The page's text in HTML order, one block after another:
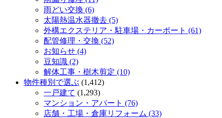
雨どい交換 (6)
太陽熱温水器撤去 (5)
外構エクステリア・駐車場・カーポート (61)
配管修理・交換 (52)
お知らせ (4)
豆知識 (2)
解体工事・樹木剪定 (10)
物件種別で選ぶ (1,412)
一戸建て (1,293)
マンション・アパート (76)
店舗・工場・倉庫リフォーム (33)